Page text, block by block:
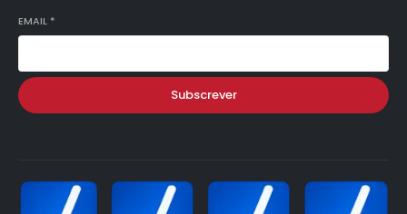
EMAIL *
Subscrever